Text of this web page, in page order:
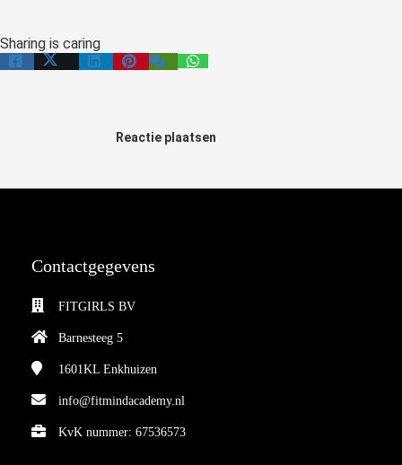
Sharing is caring
Reactie plaatsen
Contactgegevens
FITGIRLS BV
Barnesteeg 5
1601KL Enkhuizen
info@fitmindacademy.nl
KvK nummer: 67536573